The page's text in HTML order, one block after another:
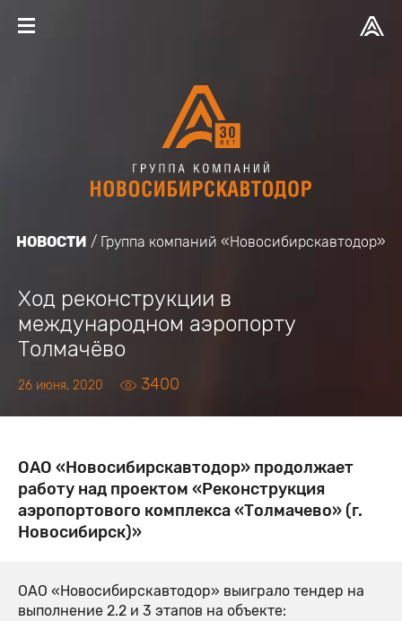
НОВОСТИ Группа компаний «Новосибирскавтодор»
Ход реконструкции в
международном аэропорту
Толмачёво
26 июня, 2020 3400
ОАО «Новосибирскавтодор» продолжает
работу над проектом «Реконструкция
аэропортового комплекса «Толмачево» (г.
Новосибирск)»
ОАО «Новосибирскавтодор» выиграло тендер на
выполнение 2.2 и 3 этапов на объекте: